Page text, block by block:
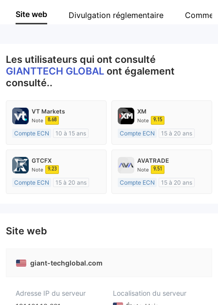
Société
Site web Divulgation réglementaire
Les utilisateurs qui ont consulté
GIANTTECH GLOBAL ont également
consulté..
VT Markets
Note 8.68
Compte ECN
10 à 15 ans
Market Making (MM)
Etiquette principale MT4
XM
Note 9.15
Compte ECN
15 à 20 ans
Etiquette principale MT4
GTCFX
Note 9.23
Compte ECN
15 à 20 ans
AVATRADE
Note 9.51
Compte ECN
15 à 20 ans
Site web
giant-techglobal.com
Adresse IP du serveur
Localisation du serveur